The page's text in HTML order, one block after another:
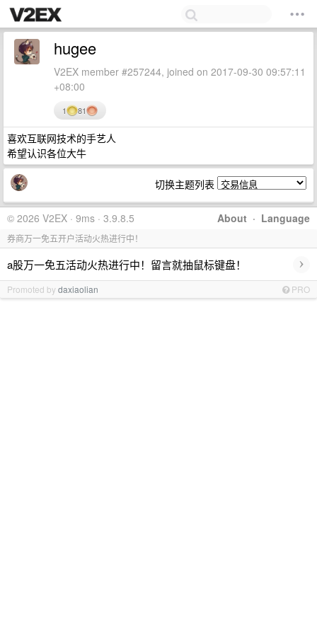
hugee
V2EX member #257244, joined on 2017-09-30 09:57:11
+08:00
1 81
喜欢互联网技术的手艺人
希望认识各位大牛
切换主题列表
About · Language
© 2026 V2EX · 9ms · 3.9.8.5
券商万一免五开户活动火热进行中！
a股万一免五活动火热进行中！留言就抽鼠标键盘！ ›
Promoted bydaxiaolian PRO